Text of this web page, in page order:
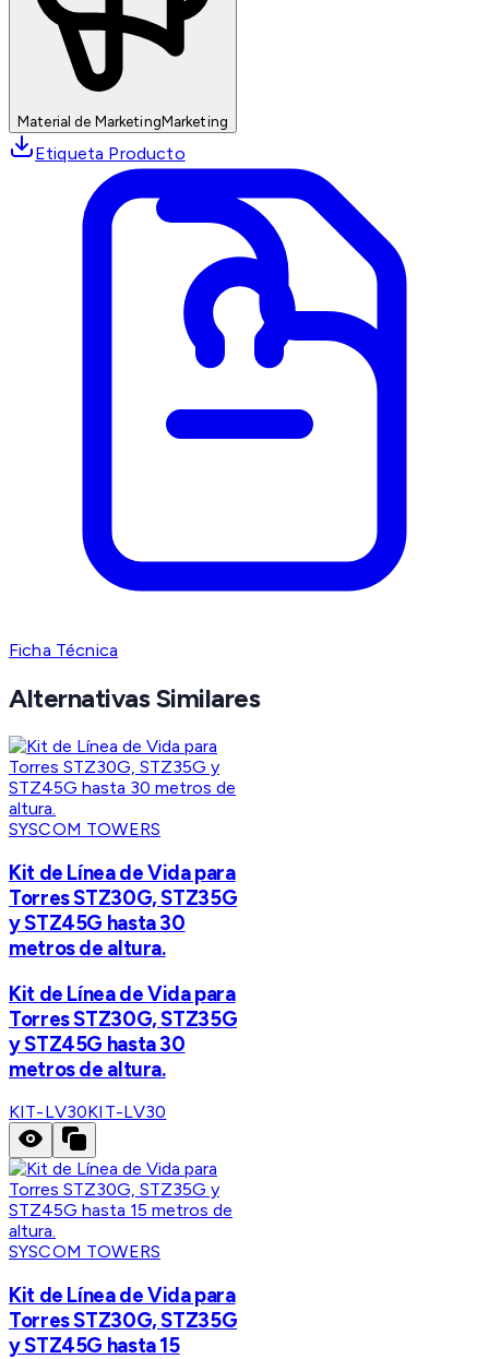
Material de MarketingMarketing
Etiqueta Producto
Ficha Técnica
Alternativas Similares
SYSCOM TOWERS
Kit de Línea de Vida para
Torres STZ30G, STZ35G
y STZ45G hasta 30
metros de altura.
Kit de Línea de Vida para
Torres STZ30G, STZ35G
y STZ45G hasta 30
metros de altura.
KIT-LV30KIT-LV30
SYSCOM TOWERS
Kit de Línea de Vida para
Torres STZ30G, STZ35G
y STZ45G hasta 15